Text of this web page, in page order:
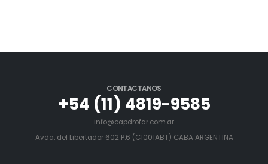
CONTACTANOS
+54 (11) 4819-9585
info@capdrofar.com.ar
Avda. del Libertador 602 P.6 (C1001ABT) CABA ARGENTINA